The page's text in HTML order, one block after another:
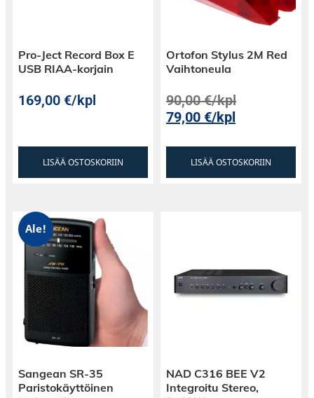
Pro-Ject Record Box E
USB RIAA-korjain
169,00€/kpl
LISÄÄ OSTOSKORIIN
Ortofon Stylus 2M Red
Vaihtoneula
90,00€/kpl
79,00€/kpl
LISÄÄ OSTOSKORIIN
Ale!
Sangean SR-35
Paristokäyttöinen
NAD C316 BEE V2
Integroitu Stereo,